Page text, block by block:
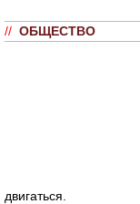
// ОБЩЕСТВО
двигаться.